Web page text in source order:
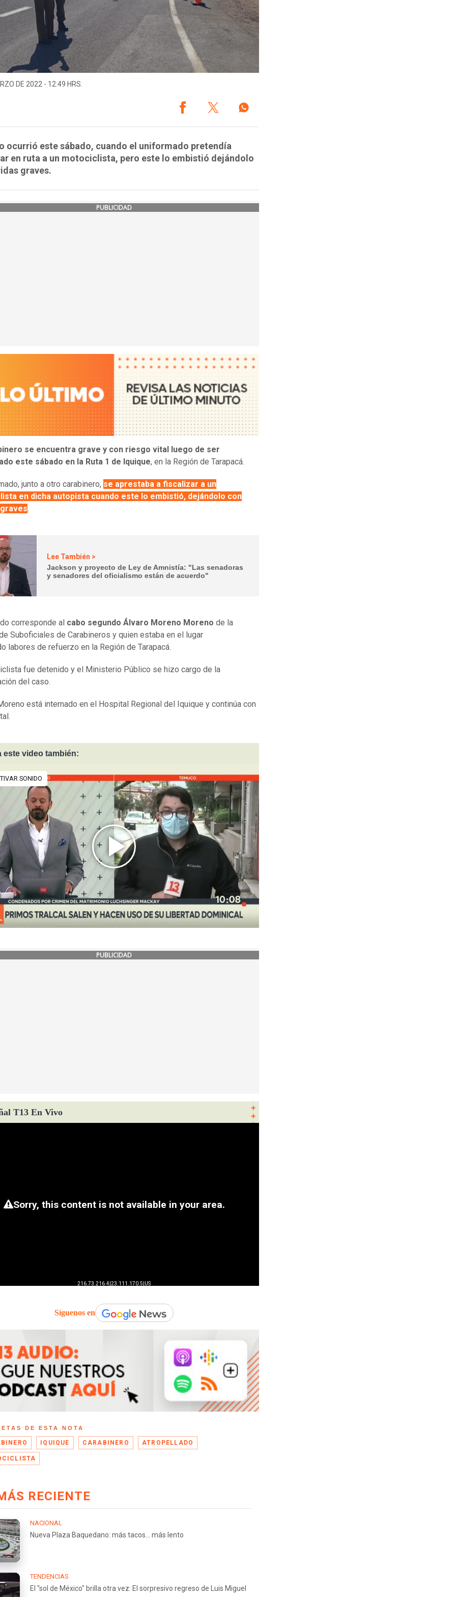
DE 2022 - 12:49 HRS.
ocurrió este sábado, cuando el uniformado pretendía
en ruta a un motociclista, pero este lo embistió dejándolo
graves.
PUBLICIDAD
se encuentra grave y con riesgo vital luego de ser
este sábado en la Ruta 1 de Iquique, en la Región de Tarapacá.
junto a otro carabinero, se aprestaba a fiscalizar a un
en dicha autopista cuando este lo embistió, dejándolo con
.
Lee También >
Jackson y proyecto de Ley de Amnistía: "Las senadoras
y senadores del oficialismo están de acuerdo"
corresponde al cabo segundo Álvaro Moreno Moreno de la
Suboficiales de Carabineros y quien estaba en el lugar
labores de refuerzo en la Región de Tarapacá.
fue detenido y el Ministerio Público se hizo cargo de la
del caso.
está internado en el Hospital Regional del Iquique y continúa con
este video también:
PUBLICIDAD
T13 En Vivo
Síguenos en
DE ESTA NOTA
IQUIQUE CARABINERO ATROPELLADO
RECIENTE
NACIONAL
Nueva Plaza Baquedano: más tacos... más lento
TENDENCIAS
El "sol de México" brilla otra vez: El sorpresivo regreso de Luis Miguel